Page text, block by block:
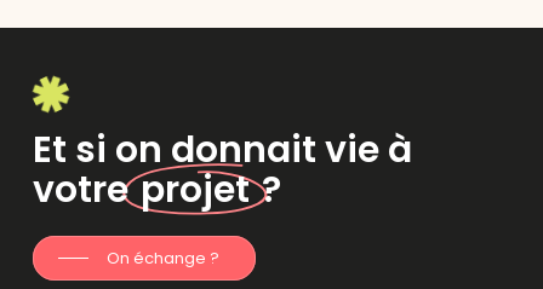
Et si on donnait vie à
votreprojet?
On échange ?